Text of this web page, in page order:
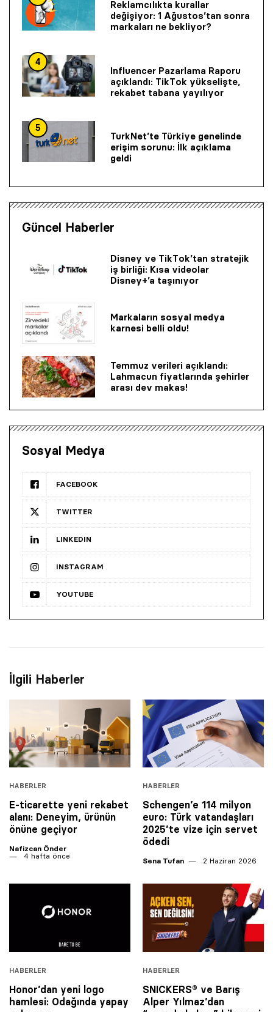
Reklamcılıkta kurallar
değişiyor: 1 Ağustos’tan sonra
markaları ne bekliyor?
4
Influencer Pazarlama Raporu
açıklandı: TikTok yükselişte,
rekabet tabana yayılıyor
5
TurkNet’te Türkiye genelinde
erişim sorunu: İlk açıklama
geldi
Güncel Haberler
Disney ve TikTok’tan stratejik
iş birliği: Kısa videolar
Disney+’a taşınıyor
Markaların sosyal medya
karnesi belli oldu!
Temmuz verileri açıklandı:
Lahmacun fiyatlarında şehirler
arası dev makas!
Sosyal Medya
FACEBOOK
TWITTER
LINKEDIN
INSTAGRAM
YOUTUBE
İlgili Haberler
HABERLER
E-ticarette yeni rekabet
alanı: Deneyim, ürünün
önüne geçiyor
Nafizcan Önder
4 hafta önce
HABERLER
Schengen’e 114 milyon
euro: Türk vatandaşları
2025’te vize için servet
ödedi
Sena Tufan 2 Haziran 2026
HABERLER
Honor’dan yeni logo
hamlesi: Odağında yapay
HABERLER
SNICKERS® ve Barış
Alper Yılmaz’dan